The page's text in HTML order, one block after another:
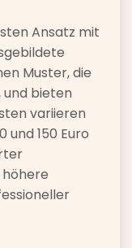
Ansatz mit
Muster, die
bieten
variieren
150 Euro